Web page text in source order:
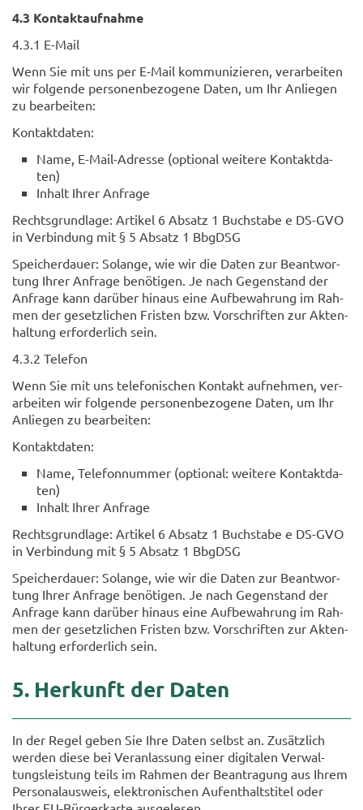
4.3 Kon­takt­auf­nah­me
4.3.1 E-​Mail
Wenn Sie mit uns per E-​Mail kom­mu­ni­zie­ren, ver­ar­bei­ten
wir fol­gen­de per­so­nen­be­zo­ge­ne Daten, um Ihr An­lie­gen
zu be­ar­bei­ten:
Kon­takt­da­ten:
Name, E-​Mail-Adresse (op­tio­nal wei­te­re Kon­takt­da­
ten)
In­halt Ihrer An­fra­ge
Rechts­grund­la­ge: Ar­ti­kel 6 Ab­satz 1 Buch­sta­be e DS-​GVO
in Ver­bin­dung mit § 5 Ab­satz 1 Bb­gDSG
Spei­cher­dau­er: So­lan­ge, wie wir die Daten zur Be­ant­wor­
tung Ihrer An­fra­ge be­nö­ti­gen. Je nach Ge­gen­stand der
An­fra­ge kann dar­über hin­aus eine Auf­be­wah­rung im Rah­
men der ge­setz­li­chen Fris­ten bzw. Vor­schrif­ten zur Ak­ten­
hal­tung er­for­der­lich sein.
4.3.2 Te­le­fon
Wenn Sie mit uns te­le­fo­ni­schen Kon­takt auf­neh­men, ver­
ar­bei­ten wir fol­gen­de per­so­nen­be­zo­ge­ne Daten, um Ihr
An­lie­gen zu be­ar­bei­ten:
Kon­takt­da­ten:
Name, Te­le­fon­num­mer (op­tio­nal: wei­te­re Kon­takt­da­
ten)
In­halt Ihrer An­fra­ge
Rechts­grund­la­ge: Ar­ti­kel 6 Ab­satz 1 Buch­sta­be e DS-​GVO
in Ver­bin­dung mit § 5 Ab­satz 1 Bb­gDSG
Spei­cher­dau­er: So­lan­ge, wie wir die Daten zur Be­ant­wor­
tung Ihrer An­fra­ge be­nö­ti­gen. Je nach Ge­gen­stand der
An­fra­ge kann dar­über hin­aus eine Auf­be­wah­rung im Rah­
men der ge­setz­li­chen Fris­ten bzw. Vor­schrif­ten zur Ak­ten­
hal­tung er­for­der­lich sein.
5. Her­kunft der Daten
In der Regel geben Sie Ihre Daten selbst an. Zu­sätz­lich
wer­den diese bei Ver­an­las­sung einer di­gi­ta­len Ver­wal­
tungs­leis­tung teils im Rah­men der Be­an­tra­gung aus Ihrem
Per­so­nal­aus­weis, elek­tro­ni­schen Auf­ent­halts­ti­tel oder